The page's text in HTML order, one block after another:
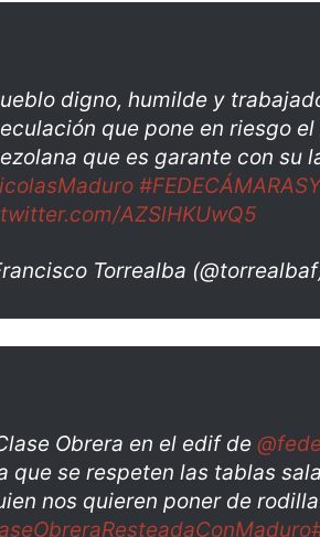
digno, humilde y
que pone en riesgo
que es garante con su
AZSlHKUwQ5
Torrealba
Obrera en el edif de
que se respeten las tablas
nos quieren poner de